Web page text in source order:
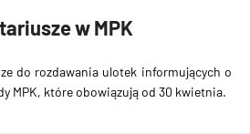
w MPK
do rozdawania ulotek informujących o
MPK, które obowiązują od 30 kwietnia.